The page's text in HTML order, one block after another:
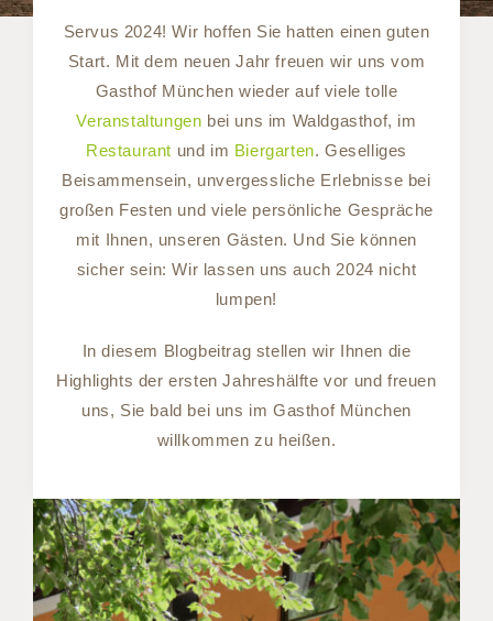
Servus 2024! Wir hoffen Sie hatten einen guten
Start. Mit dem neuen Jahr freuen wir uns vom
Gasthof München wieder auf viele tolle
Veranstaltungen bei uns im Waldgasthof, im
Restaurant und im Biergarten. Geselliges
Beisammensein, unvergessliche Erlebnisse bei
großen Festen und viele persönliche Gespräche
mit Ihnen, unseren Gästen. Und Sie können
sicher sein: Wir lassen uns auch 2024 nicht
lumpen!
In diesem Blogbeitrag stellen wir Ihnen die
Highlights der ersten Jahreshälfte vor und freuen
uns, Sie bald bei uns im Gasthof München
willkommen zu heißen.